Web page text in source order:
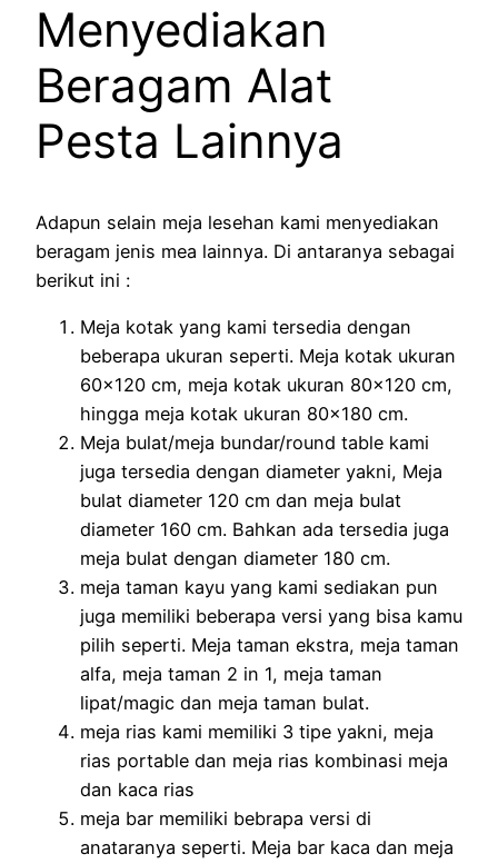
Menyediakan
Beragam Alat
Pesta Lainnya
Adapun selain meja lesehan kami menyediakan
beragam jenis mea lainnya. Di antaranya sebagai
berikut ini :
Meja kotak yang kami tersedia dengan
beberapa ukuran seperti. Meja kotak ukuran
60×120 cm, meja kotak ukuran 80×120 cm,
hingga meja kotak ukuran 80×180 cm.
Meja bulat/meja bundar/round table kami
juga tersedia dengan diameter yakni, Meja
bulat diameter 120 cm dan meja bulat
diameter 160 cm. Bahkan ada tersedia juga
meja bulat dengan diameter 180 cm.
meja taman kayu yang kami sediakan pun
juga memiliki beberapa versi yang bisa kamu
pilih seperti. Meja taman ekstra, meja taman
alfa, meja taman 2 in 1, meja taman
lipat/magic dan meja taman bulat.
meja rias kami memiliki 3 tipe yakni, meja
rias portable dan meja rias kombinasi meja
dan kaca rias
meja bar memiliki bebrapa versi di
anataranya seperti. Meja bar kaca dan meja